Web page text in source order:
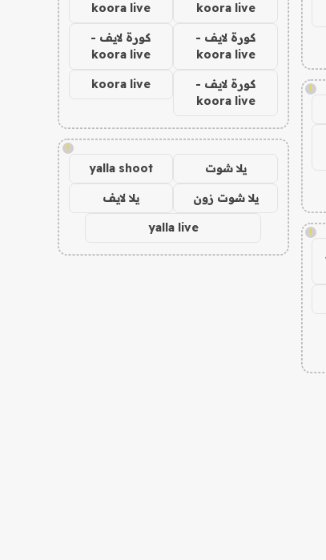
!
!
koora live
koora live
كورة لايف -
koora live
كورة لايف -
koora live
كورة لايف -
koora live
koora live
!
يلا شوت yalla shoot
يلا شوت زون يلا لايف
yalla live